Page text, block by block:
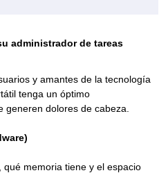
administrador de tareas
y amantes de la tecnología
tenga un óptimo
dolores de cabeza.
qué memoria tiene y el espacio